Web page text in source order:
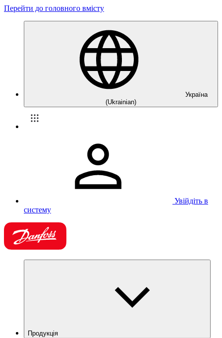
Перейти до головного вмісту
Україна
(Ukrainian)
Увійдіть в
систему
Продукція